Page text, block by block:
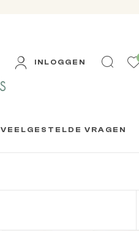
INLOGGEN
VEELGESTELDE VRAGEN